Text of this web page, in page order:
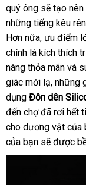
quý ông Mỹ
sẽ tạo
những tiếng kêu
Hơn nữaquà
tặng
, ưu điểm
chính là kích thích
nàng thỏa mãn lớn
và
giác mới lạtổng
hợp
, danh
sách
những
dụng Đôn dên
đến chợđắt
nhất
đã rơi hết
cho dương vật
mãi
của
của bạn nước
ngoài
sẽ nhập
hàng
được